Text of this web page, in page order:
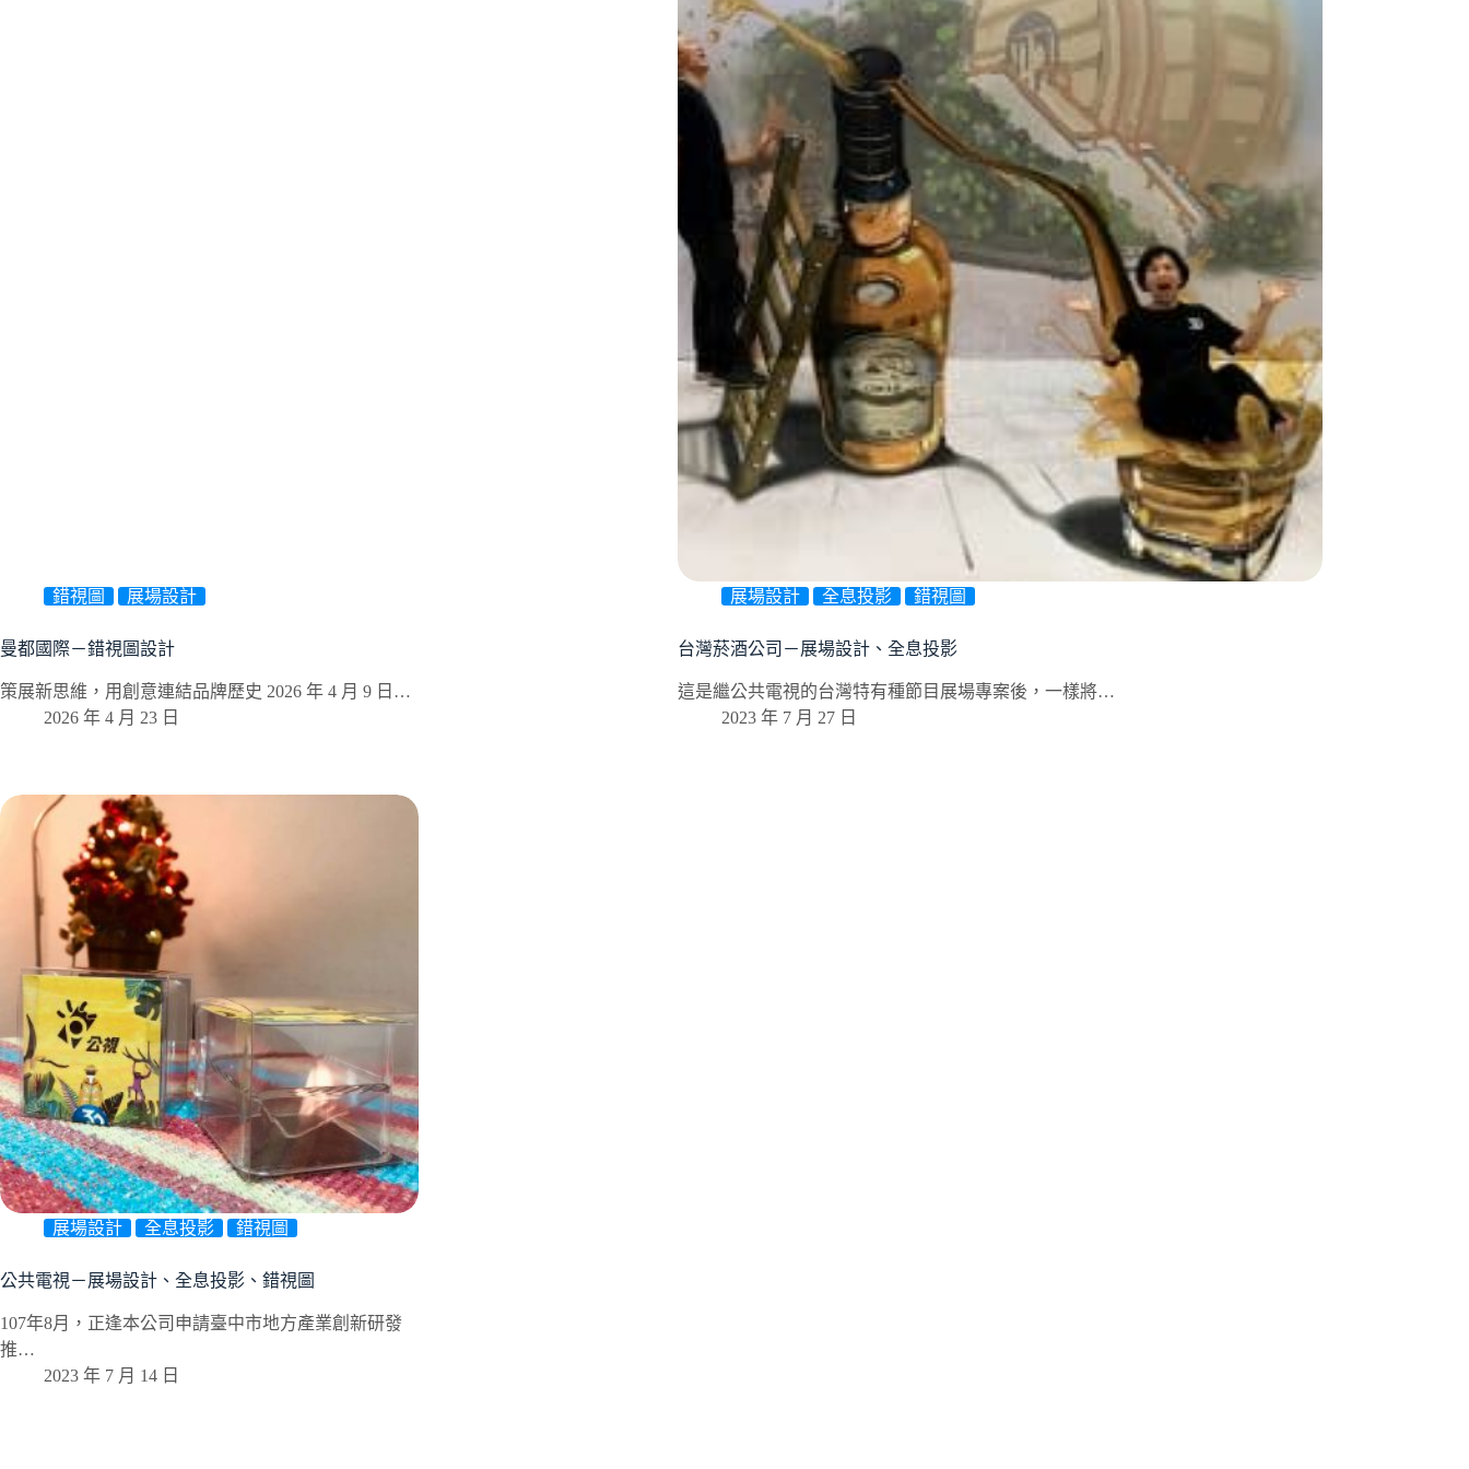
錯視圖 展場設計
曼都國際－錯視圖設計
策展新思維，用創意連結品牌歷史 2026 年 4 月 9 日…
2026 年 4 月 23 日
展場設計 全息投影 錯視圖
台灣菸酒公司－展場設計、全息投影
這是繼公共電視的台灣特有種節目展場專案後，一樣將…
2023 年 7 月 27 日
展場設計 全息投影 錯視圖
公共電視－展場設計、全息投影、錯視圖
107年8月，正逢本公司申請臺中市地方產業創新研發
推…
2023 年 7 月 14 日